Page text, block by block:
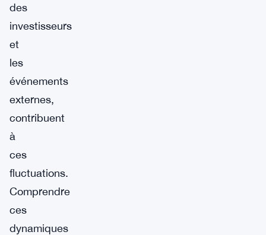
des
investisseurs
et
les
événements
externes,
contribuent
à
ces
fluctuations.
Comprendre
ces
dynamiques